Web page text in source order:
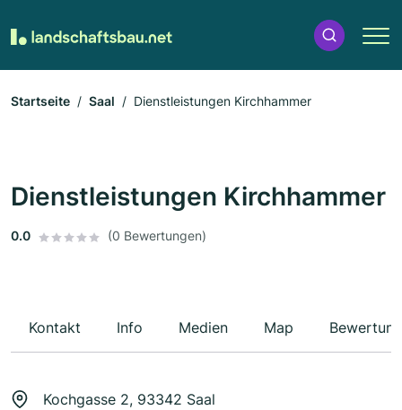
Startseite Saal Dienstleistungen Kirchhammer
Dienstleistungen Kirchhammer
0.0 (0 Bewertungen)
Kontakt Info Medien Map
Kochgasse 2, 93342 Saal